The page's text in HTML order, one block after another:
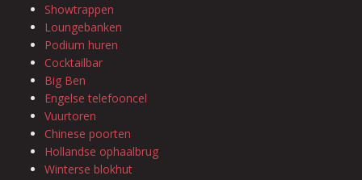
Showtrappen
Loungebanken
Podium huren
Cocktailbar
Big Ben
Engelse telefooncel
Vuurtoren
Chinese poorten
Hollandse ophaalbrug
Winterse blokhut